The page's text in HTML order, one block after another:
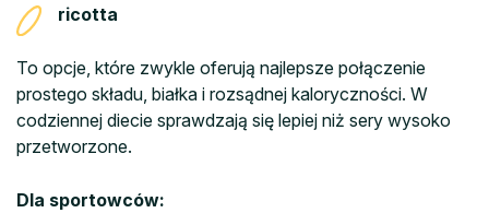
ricotta
To opcje, które zwykle oferują najlepsze połączenie
prostego składu, białka i rozsądnej kaloryczności. W
codziennej diecie sprawdzają się lepiej niż sery wysoko
przetworzone.
Dla sportowców: